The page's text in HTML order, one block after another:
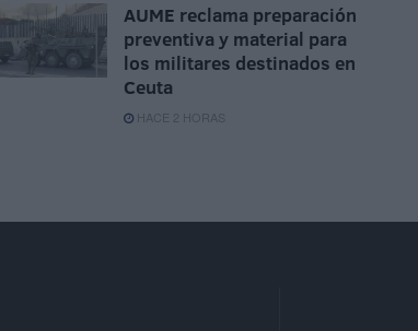
AUME reclama preparación
preventiva y material para
los militares destinados en
Ceuta
HACE 2 HORAS